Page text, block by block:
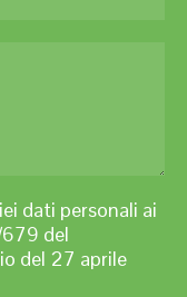
dati personali ai
del
del 27 aprile